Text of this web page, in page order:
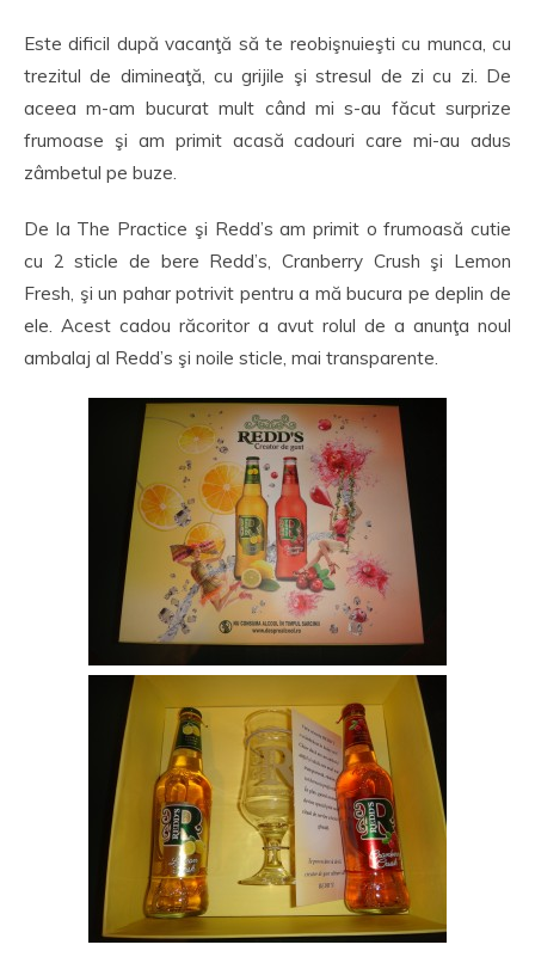
Este dificil după vacanţă să te reobişnuieşti cu munca, cu
trezitul de dimineaţă, cu grijile şi stresul de zi cu zi. De
aceea m-am bucurat mult când mi s-au făcut surprize
frumoase şi am primit acasă cadouri care mi-au adus
zâmbetul pe buze.
De la The Practice şi Redd’s am primit o frumoasă cutie
cu 2 sticle de bere Redd’s, Cranberry Crush şi Lemon
Fresh, şi un pahar potrivit pentru a mă bucura pe deplin de
ele. Acest cadou răcoritor a avut rolul de a anunţa noul
ambalaj al Redd’s şi noile sticle, mai transparente.